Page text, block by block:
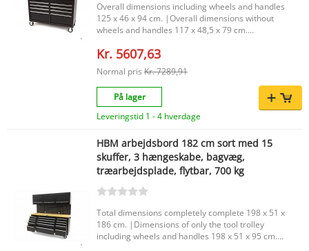
Overall dimensions including wheels and handles
125 x 46 x 94 cm. |Overall dimensions without
wheels and handles 117 x 48,5 x 79 cm.
|Thickness of the solid wood top 20 mm. |
Kr. 5607,63
Normal pris Kr. 7289,91
På lager
Leveringstid 1 - 4 hverdage
HBM arbejdsbord 182 cm sort med 15
skuffer, 3 hængeskabe, bagvæg,
træarbejdsplade, flytbar, 700 kg
Total dimensions completely complete 198 x 51 x
186 cm. |Dimensions of only the tool trolley
including wheels and handles 198 x 51 x 95 cm.